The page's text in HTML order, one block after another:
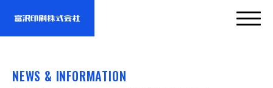
NEWS & INFORMATION